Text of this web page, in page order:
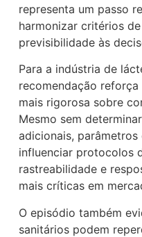
representa um passo
harmonizar critérios
previsibilidade às
Para a indústria de
recomendação
mais rigorosa sobre
Mesmo sem
adicionais,
influenciar protocolos
rastreabilidade e
mais críticas em
O episódio também
sanitários podem